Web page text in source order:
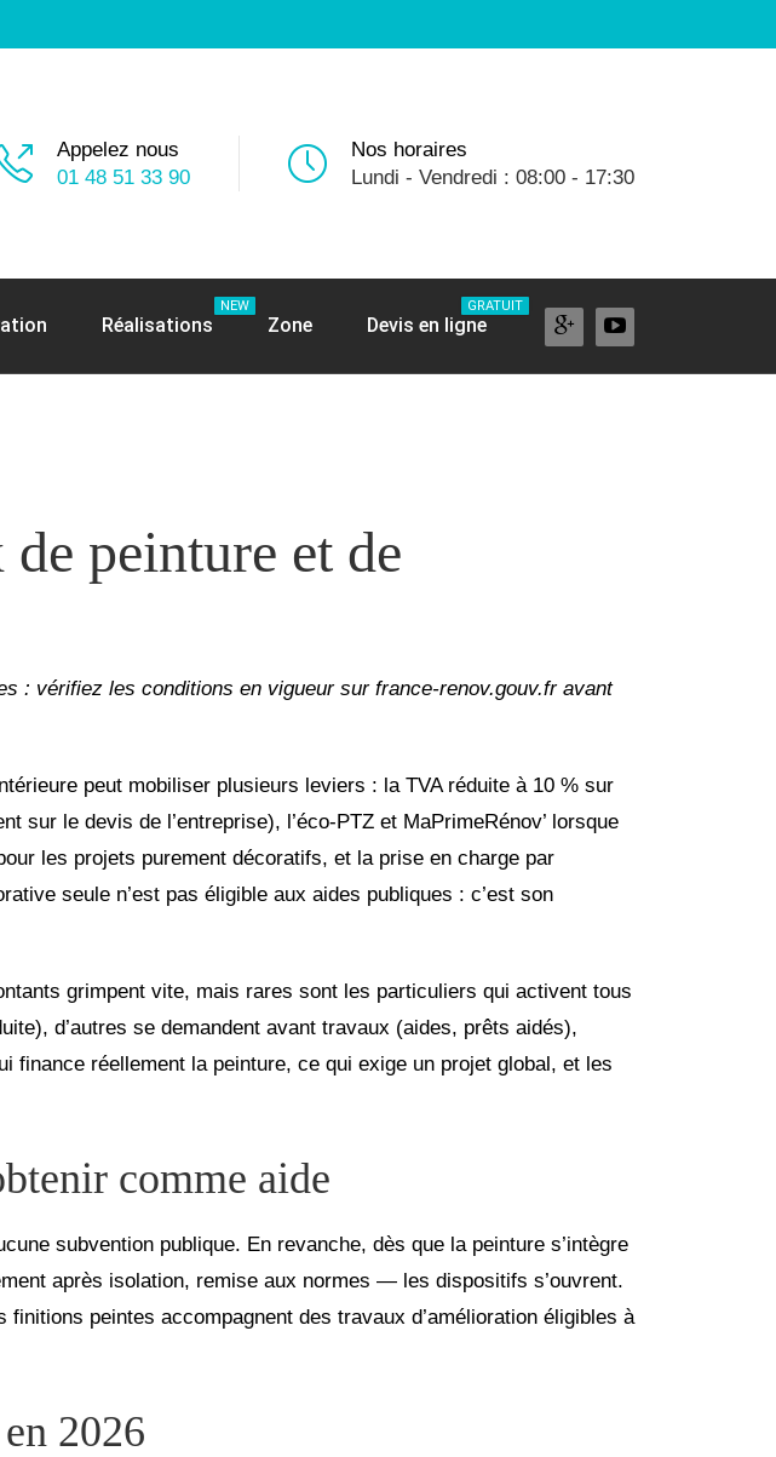
Appelez nous
01 48 51 33 90
Nos horaires
Lundi - Vendredi : 08:00 - 17:30
Réalisations
NEW
Zone Devis en ligne
GRATUIT
peinture et de
: vérifiez les conditions en vigueur sur france-renov.gouv.fr avant
peut mobiliser plusieurs leviers : la TVA réduite à 10 % sur
sur le devis de l’entreprise), l’éco-PTZ et MaPrimeRénov’ lorsque
les projets purement décoratifs, et la prise en charge par
seule n’est pas éligible aux aides publiques : c’est son
grimpent vite, mais rares sont les particuliers qui activent tous
d’autres se demandent avant travaux (aides, prêts aidés),
finance réellement la peinture, ce qui exige un projet global, et les
comme aide
subvention publique. En revanche, dès que la peinture s’intègre
après isolation, remise aux normes — les dispositifs s’ouvrent.
finitions peintes accompagnent des travaux d’amélioration éligibles à
2026